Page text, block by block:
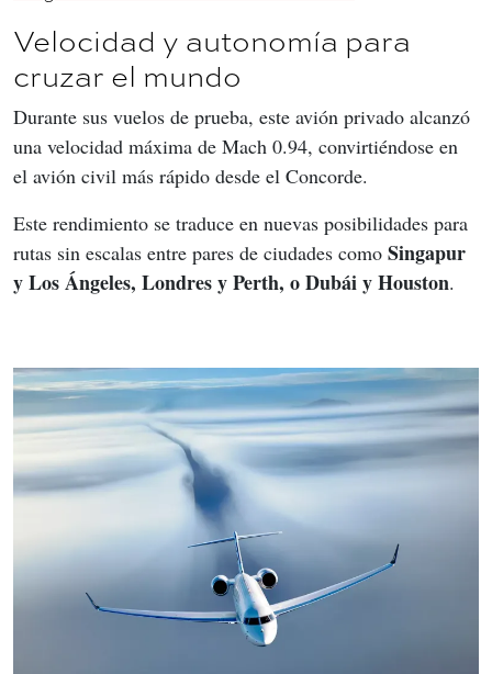
Velocidad y autonomía para
cruzar el mundo
Durante sus vuelos de prueba, este avión privado alcanzó
una velocidad máxima de Mach 0.94, convirtiéndose en
el avión civil más rápido desde el Concorde.
Este rendimiento se traduce en nuevas posibilidades para
rutas sin escalas entre pares de ciudades como Singapur
y Los Ángeles, Londres y Perth, o Dubái y Houston.